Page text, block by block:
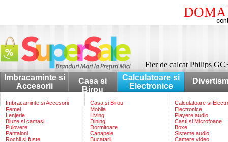
Fier de calcat Philips
Imbracaminte si
Accesorii
Casa si
Birou
Calculatoare si
Electronice
Imbracaminte si Accesorii
Femei
Lenjerie
Bluze si camasi
Pulovere
Pantaloni
Rochii si fuste
Casa si Birou
Mobila
Living
Dining
Dormitoare
Canapele
Bucatarii
Calculatoare si
Electronice
Playere audio
Casti si Microfoane
Boxe
Sisteme audio
Camere video